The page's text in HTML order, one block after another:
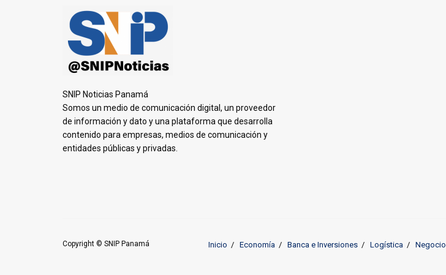
SNIP Noticias Panamá
Somos un medio de comunicación digital, un proveedor
de información y dato y una plataforma que desarrolla
contenido para empresas, medios de comunicación y
entidades públicas y privadas.
Inicio Economía Banca e Inversiones Logística
Copyright © SNIP Panamá